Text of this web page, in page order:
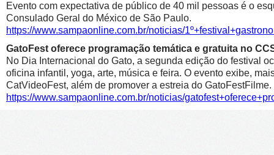
Evento com expectativa de público de 40 mil pessoas é o
Consulado Geral do México de São Paulo.
https://www.sampaonline.com.br/noticias/
GatoFest oferece programação temática e gratuita no
No Dia Internacional do Gato, a segunda edição do festival
oficina infantil, yoga, arte, música e feira. O evento exibe,
CatVideoFest, além de promover a estreia do GatoFestFilme.
https://www.sampaonline.com.br/noticias/